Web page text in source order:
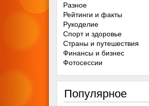
Разное
Рейтинги и факты
Рукоделие
Спорт и здоровье
Страны и путешествия
Финансы и бизнес
Фотосессии
Популярное